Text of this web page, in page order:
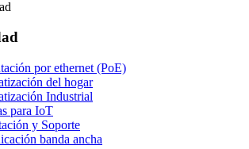
por ethernet (PoE)
del hogar
Industrial
para IoT
y Soporte
banda ancha